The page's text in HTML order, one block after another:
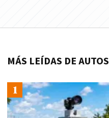
MÁS LEÍDAS DE AUTOS